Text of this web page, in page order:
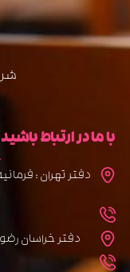
با ما در ارتباط باشید
دفتر خراسان